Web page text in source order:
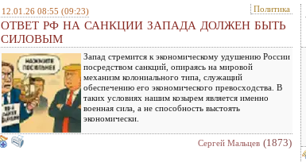
12.01.26 08:55 (09:23) Политика
ОТВЕТ РФ НА САНКЦИИ ЗАПАДА ДОЛЖЕН БЫТЬ
СИЛОВЫМ
Запад стремится к экономическому удушению России
посредством санкций, опираясь на мировой
механизм колониального типа, служащий
обеспечению его экономического превосходства. В
таких условиях нашим козырем является именно
военная сила, а не способность выстоять
экономически.
Сергей Мальцев (1873)